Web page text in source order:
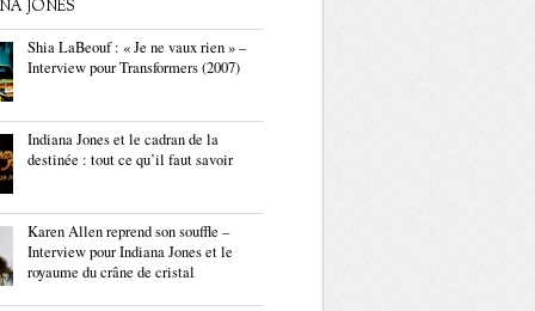
JONES
Shia LaBeouf : « Je ne vaux rien » –
Interview pour Transformers (2007)
Indiana Jones et le cadran de la
destinée : tout ce qu’il faut savoir
Karen Allen reprend son souffle –
Interview pour Indiana Jones et le
royaume du crâne de cristal